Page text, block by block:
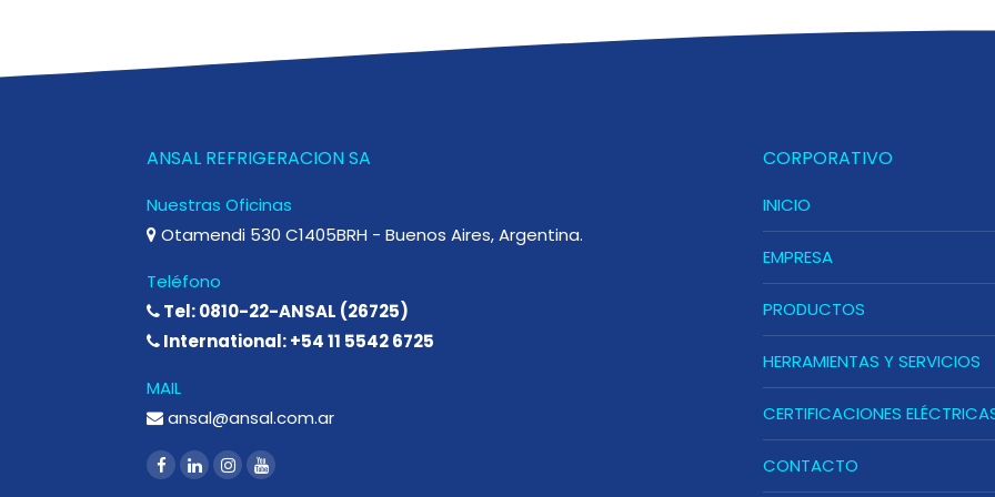
ANSAL REFRIGERACION SA
Nuestras Oficinas
Otamendi 530 C1405BRH - Buenos Aires, Argentina.
Teléfono
Tel: 0810-22-ANSAL (26725)
International: +54 11 5542 6725
MAIL
ansal@ansal.com.ar
CORPORATIVO
INICIO
EMPRESA
PRODUCTOS
HERRAMIENTAS Y SERVICIOS
CERTIFICACIONES
CONTACTO